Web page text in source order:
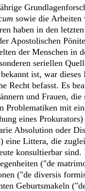
sowie die
haben in den
Apostolischen
der Menschen in
seriellen
ist, war
Recht befasst. Es
und Frauen,
Problematiken mit
eines
Absolution oder
eine Littera, die
konsultierbar
("de
("de diversis
Geburtsmakeln